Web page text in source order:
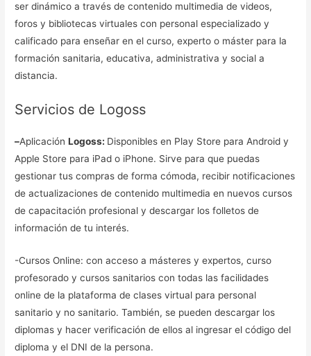
ser dinámico a través de contenido multimedia de videos,
foros y bibliotecas virtuales con personal especializado y
calificado para enseñar en el curso, experto o máster para la
formación sanitaria, educativa, administrativa y social a
distancia.
Servicios de Logoss
–AplicaciónLogoss: Disponibles en Play Store para Android y
Apple Store para iPad o iPhone. Sirve para que puedas
gestionar tus compras de forma cómoda, recibir notificaciones
de actualizaciones de contenido multimedia en nuevos cursos
de capacitación profesional y descargar los folletos de
información de tu interés.
-Cursos Online: con acceso a másteres y expertos, curso
profesorado y cursos sanitarios con todas las facilidades
online de la plataforma de clases virtual para personal
sanitario y no sanitario. También, se pueden descargar los
diplomas y hacer verificación de ellos al ingresar el código del
diploma y el DNI de la persona.